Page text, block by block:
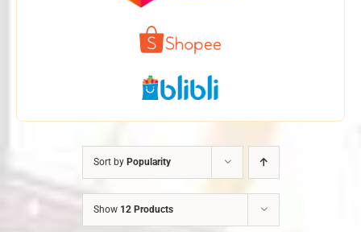
Sort by Popularity
Show 12 Products